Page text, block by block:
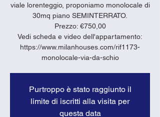
viale lorenteggio, proponiamo monolocale di
30mq piano SEMINTERRATO.
Prezzo: €750,00
Vedi scheda e video dell'appartamento:
https://www.milanhouses.com/rif1173-
monolocale-via-da-schio
Purtroppo è stato raggiunto il
limite di iscritti alla visita per
questa data